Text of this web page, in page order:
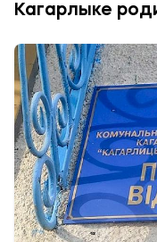
Кагарлыке